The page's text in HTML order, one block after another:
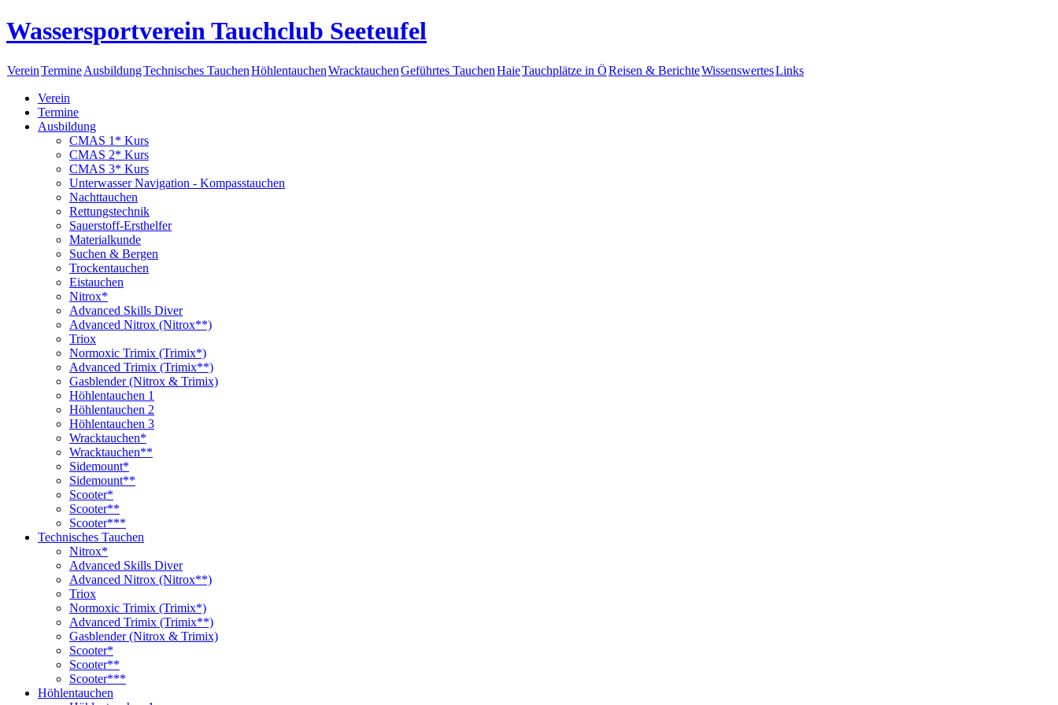
Wassersportverein Tauchclub Seeteufel
VereinTermineAusbildungTechnisches TauchenHöhlentauchenWracktauchenGeführtes TauchenHaieTauchplätze in ÖReisen & BerichteWissenswertesLinks
Verein
Termine
Ausbildung
CMAS 1* Kurs
CMAS 2* Kurs
CMAS 3* Kurs
Unterwasser Navigation - Kompasstauchen
Nachttauchen
Rettungstechnik
Sauerstoff-Ersthelfer
Materialkunde
Suchen & Bergen
Trockentauchen
Eistauchen
Nitrox*
Advanced Skills Diver
Advanced Nitrox (Nitrox**)
Triox
Normoxic Trimix (Trimix*)
Advanced Trimix (Trimix**)
Gasblender (Nitrox & Trimix)
Höhlentauchen 1
Höhlentauchen 2
Höhlentauchen 3
Wracktauchen*
Wracktauchen**
Sidemount*
Sidemount**
Scooter*
Scooter**
Scooter***
Technisches Tauchen
Nitrox*
Advanced Skills Diver
Advanced Nitrox (Nitrox**)
Triox
Normoxic Trimix (Trimix*)
Advanced Trimix (Trimix**)
Gasblender (Nitrox & Trimix)
Scooter*
Scooter**
Scooter***
Höhlentauchen